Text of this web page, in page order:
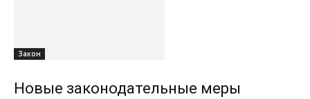
Закон
Новые законодательные меры